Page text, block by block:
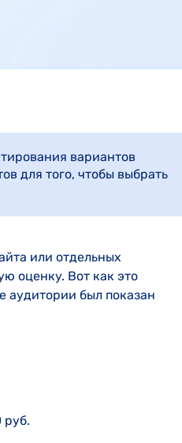
вариантов
для того, чтобы выбрать
или отдельных
оценку. Вот как это
аудитории был показан
руб.